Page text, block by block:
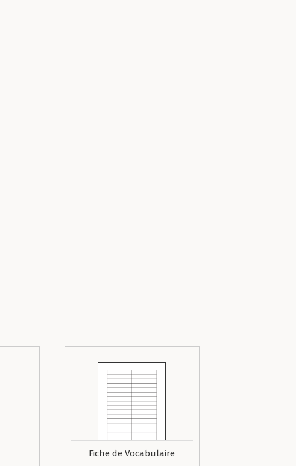
Fiche de Vocabulaire